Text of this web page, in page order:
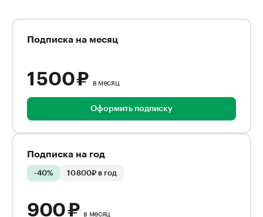
Подписка на месяц
1 500 ₽ в месяц
Оформить подписку
Подписка на год
-40% 10 800₽ в год
900 ₽ в месяц